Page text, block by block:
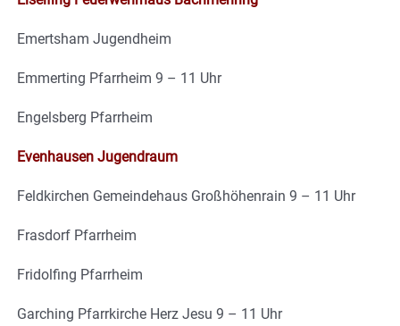
Emertsham Jugendheim
Emmerting Pfarrheim 9 – 11 Uhr
Engelsberg Pfarrheim
Evenhausen Jugendraum
Feldkirchen Gemeindehaus Großhöhenrain 9 – 11 Uhr
Frasdorf Pfarrheim
Fridolfing Pfarrheim
Garching Pfarrkirche Herz Jesu 9 – 11 Uhr